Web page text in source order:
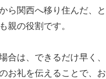
ら関西へ移り住んだ、
親の役割です。
合は、できるだけ早く
お礼を伝えることで、